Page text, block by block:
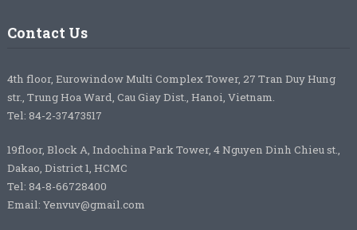
Contact Us
4th floor, Eurowindow Multi Complex Tower, 27 Tran Duy Hung
str., Trung Hoa Ward, Cau Giay Dist., Hanoi, Vietnam.
Tel: 84-2-37473517
19floor, Block A, Indochina Park Tower, 4 Nguyen Dinh Chieu st.,
Dakao, District 1, HCMC
Tel: 84-8-66728400
Email: Yenvuv@gmail.com